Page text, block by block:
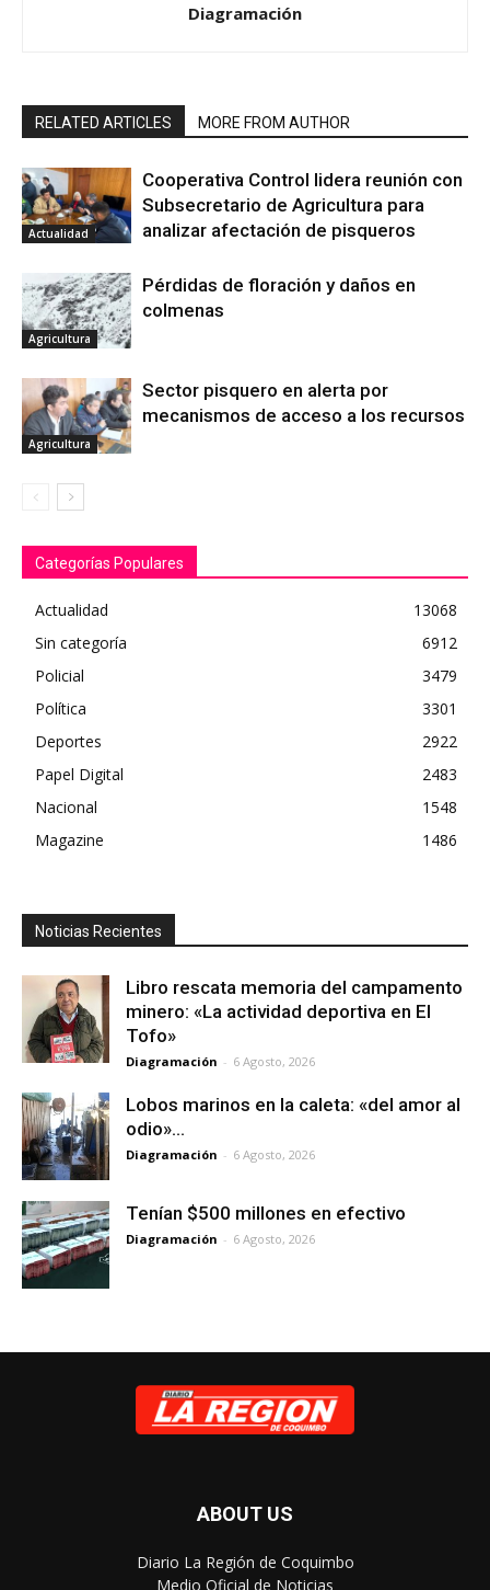
Diagramación
RELATED ARTICLES MORE FROM AUTHOR
Actualidad
Cooperativa Control lidera reunión con
Subsecretario de Agricultura para
analizar afectación de pisqueros
Agricultura
Pérdidas de floración y daños en
colmenas
Agricultura
Sector pisquero en alerta por
mecanismos de acceso a los recursos
Categorías Populares
Actualidad
13068
Sin categoría
6912
Policial
3479
Política
3301
Deportes
2922
Papel Digital
2483
Nacional
1548
Magazine
1486
Noticias Recientes
Libro rescata memoria del campamento
minero: «La actividad deportiva en El
Tofo»
Diagramación - 6 Agosto, 2026
Lobos marinos en la caleta: «del amor al
odio»…
Diagramación - 6 Agosto, 2026
Tenían $500 millones en efectivo
Diagramación - 6 Agosto, 2026
ABOUT US
Diario La Región de Coquimbo
Medio Oficial de Noticias